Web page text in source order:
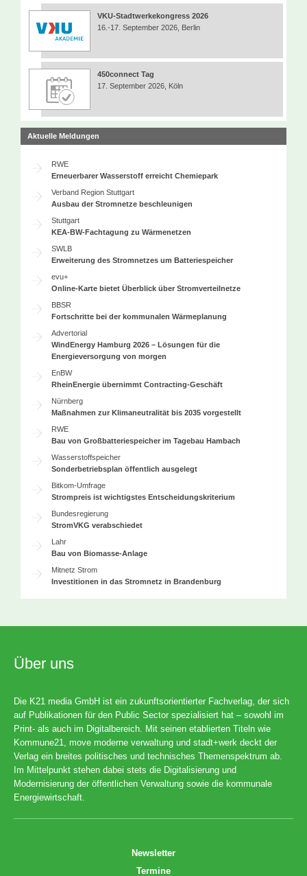
VKU-Stadtwerkekongress 2026
16.-17. September 2026, Berlin
450connect Tag
17. September 2026, Köln
Aktuelle Meldungen
RWE
Erneuerbarer Wasserstoff erreicht Chemiepark
Verband Region Stuttgart
Ausbau der Stromnetze beschleunigen
Stuttgart
KEA-BW-Fachtagung zu Wärmenetzen
SWLB
Erweiterung des Stromnetzes um Batteriespeicher
evu+
Online-Karte bietet Überblick über Stromverteilnetze
BBSR
Fortschritte bei der kommunalen Wärmeplanung
Advertorial
WindEnergy Hamburg 2026 – Lösungen für die
Energieversorgung von morgen
EnBW
RheinEnergie übernimmt Contracting-Geschäft
Nürnberg
Maßnahmen zur Klimaneutralität bis 2035 vorgestellt
RWE
Bau von Großbatteriespeicher im Tagebau Hambach
Wasserstoffspeicher
Sonderbetriebsplan öffentlich ausgelegt
Bitkom-Umfrage
Strompreis ist wichtigstes Entscheidungskriterium
Bundesregierung
StromVKG verabschiedet
Lahr
Bau von Biomasse-Anlage
Mitnetz Strom
Investitionen in das Stromnetz in Brandenburg
Über uns
Die K21 media GmbH ist ein zukunftsorientierter Fachverlag, der sich
auf Publikationen für den Public Sector spezialisiert hat – sowohl im
Print- als auch im Digitalbereich. Mit seinen etablierten Titeln wie
Kommune21, move moderne verwaltung und stadt+werk deckt der
Verlag ein breites politisches und technisches Themenspektrum ab.
Im Mittelpunkt stehen dabei stets die Digitalisierung und
Modernisierung der öffentlichen Verwaltung sowie die kommunale
Energiewirtschaft.
Newsletter
Termine